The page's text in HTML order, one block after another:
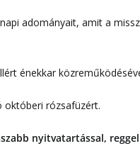
adományait, amit a
énekkar
októberi rózsafüzért.
nyitvatartással,